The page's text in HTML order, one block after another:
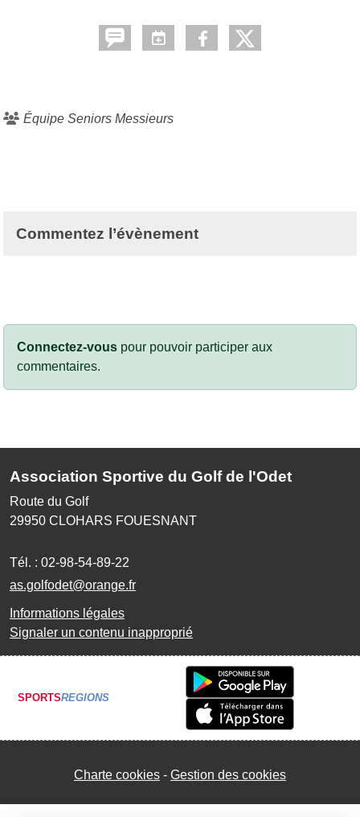
Équipe Seniors Messieurs
Commentez l’évènement
Connectez-vous pour pouvoir participer aux
commentaires.
Association Sportive du Golf de l'Odet
Route du Golf
29950 CLOHARS FOUESNANT
Tél. : 02-98-54-89-22
as.golfodet@orange.fr
Informations légales
Signaler un contenu inapproprié
SPORTSREGIONS
Charte cookies Gestion des cookies